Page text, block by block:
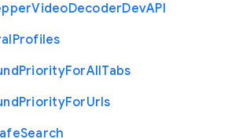
VideoDecoderDevAPI
Profiles
PriorityForAllTabs
PriorityForUrls
Search